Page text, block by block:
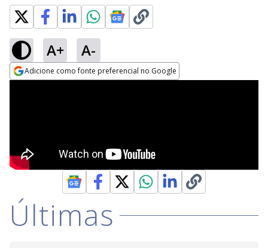
A+ A-
Adicione como fonte preferencial no Google
Últimas